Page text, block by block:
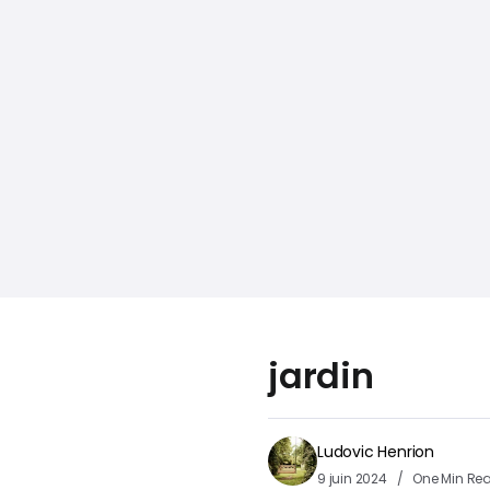
jardin
Ludovic Henrion
9 juin 2024 One Min